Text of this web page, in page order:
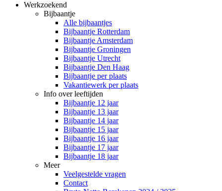
Werkzoekend
Bijbaantje
Alle bijbaantjes
Bijbaantje Rotterdam
Bijbaantje Amsterdam
Bijbaantje Groningen
Bijbaantje Utrecht
Bijbaantje Den Haag
Bijbaantje per plaats
Vakantiewerk per plaats
Info over leeftijden
Bijbaantje 12 jaar
Bijbaantje 13 jaar
Bijbaantje 14 jaar
Bijbaantje 15 jaar
Bijbaantje 16 jaar
Bijbaantje 17 jaar
Bijbaantje 18 jaar
Meer
Veelgestelde vragen
Contact